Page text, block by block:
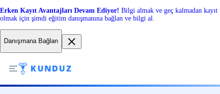
Erken Kayıt Avantajları Devam Ediyor! Bilgi almak ve geç kalmadan kayıt
olmak için şimdi eğitim danışmanına bağlan ve bilgi al.
Danışmana Bağlan